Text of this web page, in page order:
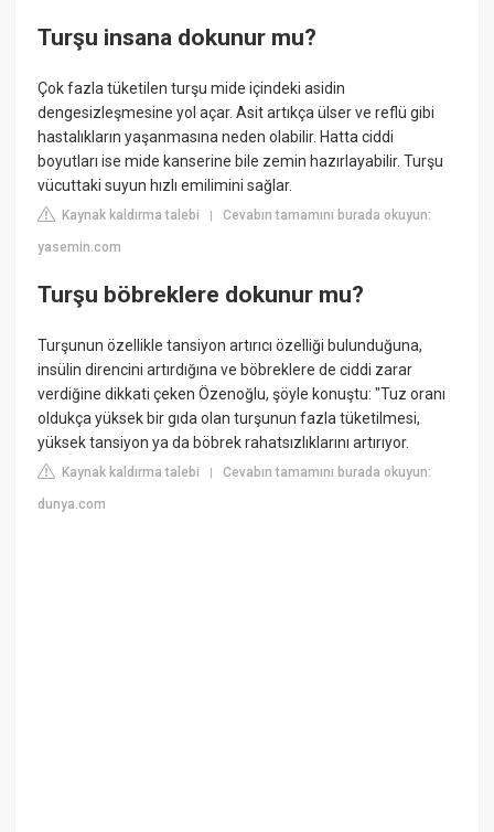
Turşu insana dokunur mu?
Çok fazla tüketilen turşu mide içindeki asidin
dengesizleşmesine yol açar. Asit artıkça ülser ve reflü gibi
hastalıkların yaşanmasına neden olabilir. Hatta ciddi
boyutları ise mide kanserine bile zemin hazırlayabilir. Turşu
vücuttaki suyun hızlı emilimini sağlar.
Kaynak kaldırma talebi |Cevabın tamamını burada okuyun:
yasemin.com
Turşu böbreklere dokunur mu?
Turşunun özellikle tansiyon artırıcı özelliği bulunduğuna,
insülin direncini artırdığına ve böbreklere de ciddi zarar
verdiğine dikkati çeken Özenoğlu, şöyle konuştu: "Tuz oranı
oldukça yüksek bir gıda olan turşunun fazla tüketilmesi,
yüksek tansiyon ya da böbrek rahatsızlıklarını artırıyor.
Kaynak kaldırma talebi |Cevabın tamamını burada okuyun:
dunya.com